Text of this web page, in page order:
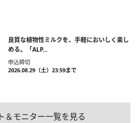
良質な植物性ミルクを、手軽においしく楽し
める。「ALP...
申込締切
2026.08.29（土）23:59まで
＆モニター一覧を見る